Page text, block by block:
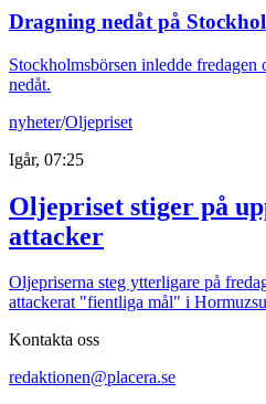
Dragning nedåt på
Stockholmsbörsen inledde fredagen
nedåt.
nyheter/Oljepriset
Igår, 07:25
Oljepriset stiger på
attacker
Oljepriserna steg ytterligare på
attackerat "fientliga mål" i
Kontakta oss
redaktionen@placera.se